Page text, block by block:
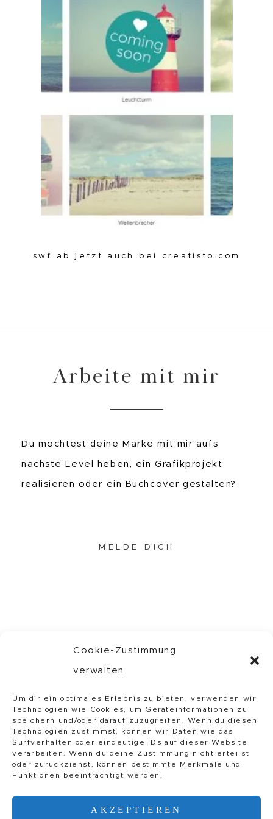
Cookie-Zustimmung
verwalten
Um dir ein optimales Erlebnis zu bieten, verwenden wir
Technologien wie Cookies, um Geräteinformationen zu
speichern und/oder darauf zuzugreifen. Wenn du diesen
Technologien zustimmst, können wir Daten wie das
Surfverhalten oder eindeutige IDs auf dieser Website
verarbeiten. Wenn du deine Zustimmung nicht erteilst
oder zurückziehst, können bestimmte Merkmale und
Funktionen beeinträchtigt werden.
AKZEPTIEREN
swf ab jetzt auch bei creatisto.com
Arbeite mit mir
Du möchtest deine Marke mit mir aufs
nächste Level heben, ein Grafikprojekt
realisieren oder ein Buchcover gestalten?
MELDE DICH
IMPRESSUM
VERTRAG WIDERRUFEN